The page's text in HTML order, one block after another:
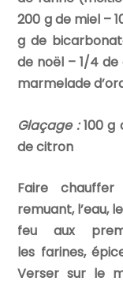
200 g de miel –
g de
de noël – 1/4 de
marmelade
Glaçage :100 g
de citron
Faire
remuant, l’eau,
feu aux
les farines,
Verser sur le